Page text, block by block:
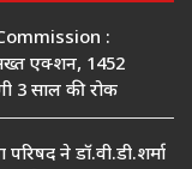
:
एक्शन, 1452
3 साल की रोक
ने डॉ.वी.डी.शर्मा